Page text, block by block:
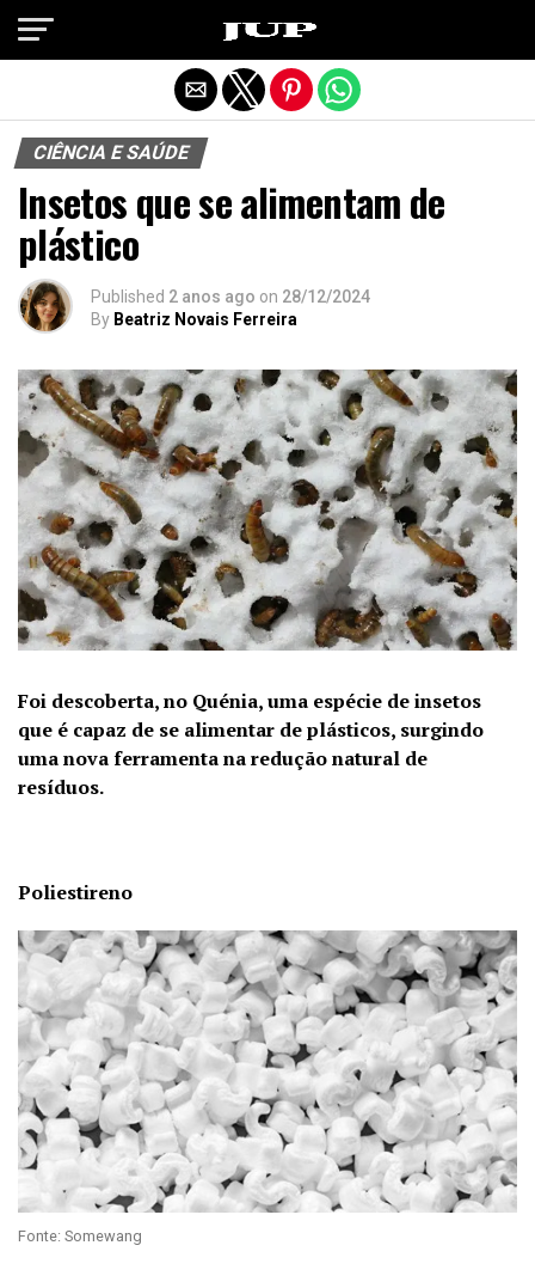
CIÊNCIA E SAÚDE
Insetos que se alimentam de
plástico
Published 2 anos ago on 28/12/2024
By Beatriz Novais Ferreira
Foi descoberta, no Quénia, uma espécie de insetos
que é capaz de se alimentar de plásticos, surgindo
uma nova ferramenta na redução natural de
resíduos.
Poliestireno
Fonte: Somewang
Exit mobile version